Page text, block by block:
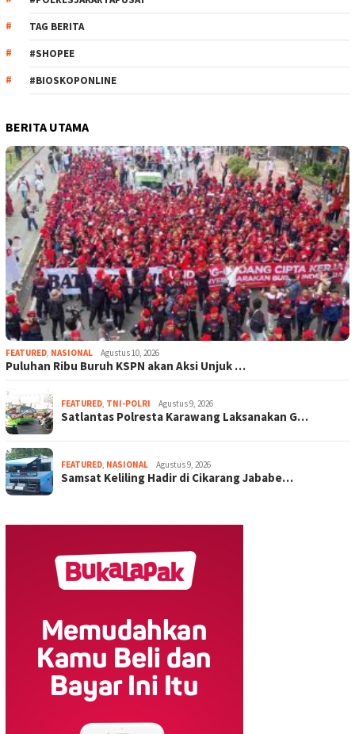
TAG BERITA
#SHOPEE
#BIOSKOPONLINE
BERITA UTAMA
FEATURED, NASIONAL Agustus 10, 2026
Puluhan Ribu Buruh KSPN akan Aksi Unjuk …
FEATURED, TNI-POLRI Agustus 9, 2026
Satlantas Polresta Karawang Laksanakan G…
FEATURED, NASIONAL Agustus 9, 2026
Samsat Keliling Hadir di Cikarang Jababe…